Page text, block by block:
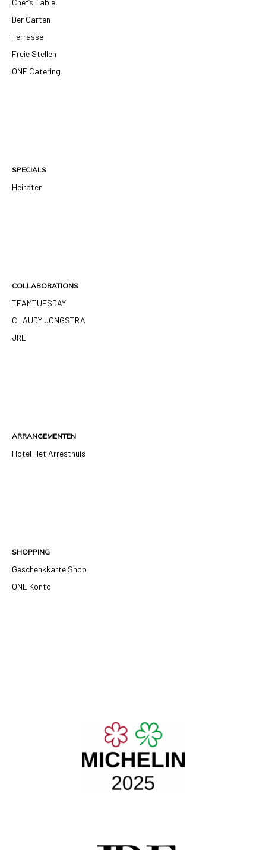
Chef’s Table
Der Garten
Terrasse
Freie Stellen
ONE Catering
SPECIALS
Heiraten
COLLABORATIONS
TEAMTUESDAY
CLAUDY JONGSTRA
JRE
ARRANGEMENTEN
Hotel Het Arresthuis
SHOPPING
Geschenkkarte Shop
ONE Konto